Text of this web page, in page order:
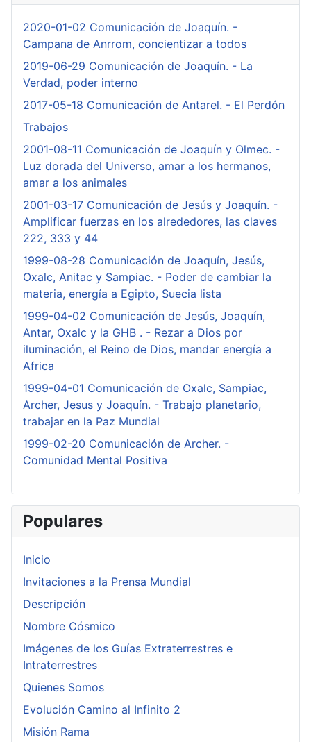
2020-01-02 Comunicación de Joaquín. -
Campana de Anrrom, concientizar a todos
2019-06-29 Comunicación de Joaquín. - La
Verdad, poder interno
2017-05-18 Comunicación de Antarel. - El Perdón
Trabajos
2001-08-11 Comunicación de Joaquín y Olmec. -
Luz dorada del Universo, amar a los hermanos,
amar a los animales
2001-03-17 Comunicación de Jesús y Joaquín. -
Amplificar fuerzas en los alrededores, las claves
222, 333 y 44
1999-08-28 Comunicación de Joaquín, Jesús,
Oxalc, Anitac y Sampiac. - Poder de cambiar la
materia, energía a Egipto, Suecia lista
1999-04-02 Comunicación de Jesús, Joaquín,
Antar, Oxalc y la GHB . - Rezar a Dios por
iluminación, el Reino de Dios, mandar energía a
Africa
1999-04-01 Comunicación de Oxalc, Sampiac,
Archer, Jesus y Joaquín. - Trabajo planetario,
trabajar en la Paz Mundial
1999-02-20 Comunicación de Archer. -
Comunidad Mental Positiva
Populares
Inicio
Invitaciones a la Prensa Mundial
Descripción
Nombre Cósmico
Imágenes de los Guías Extraterrestres e
Intraterrestres
Quienes Somos
Evolución Camino al Infinito 2
Misión Rama